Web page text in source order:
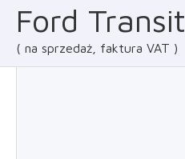
Ford Transit
na sprzedaż, faktura VAT